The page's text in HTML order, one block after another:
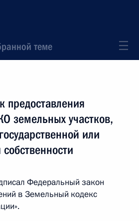
теме
предоставления
земельных участков,
или
Федеральный закон
в Земельный кодекс